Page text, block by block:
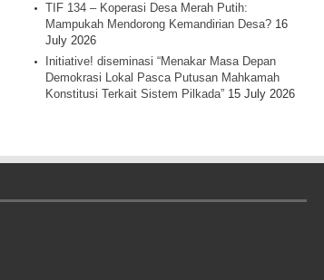
TIF 134 – Koperasi Desa Merah Putih:
Mampukah Mendorong Kemandirian Desa? 16
July 2026
Initiative! diseminasi “Menakar Masa Depan
Demokrasi Lokal Pasca Putusan Mahkamah
Konstitusi Terkait Sistem Pilkada” 15 July 2026